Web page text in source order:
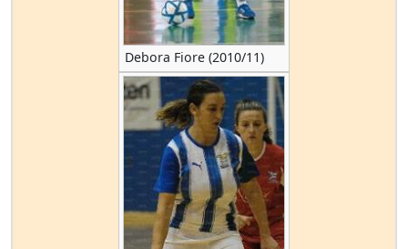
Debora Fiore (2010/11)